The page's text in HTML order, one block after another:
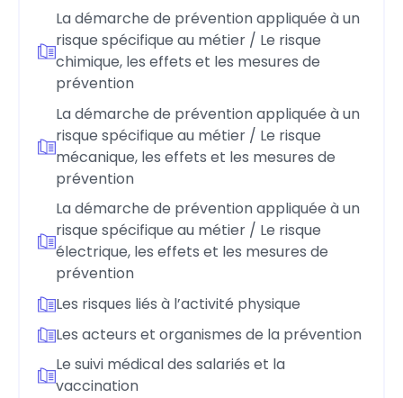
La démarche de prévention appliquée à un
risque spécifique au métier / Le risque
chimique, les effets et les mesures de
prévention
La démarche de prévention appliquée à un
risque spécifique au métier / Le risque
mécanique, les effets et les mesures de
prévention
La démarche de prévention appliquée à un
risque spécifique au métier / Le risque
électrique, les effets et les mesures de
prévention
Les risques liés à l’activité physique
Les acteurs et organismes de la prévention
Le suivi médical des salariés et la
vaccination